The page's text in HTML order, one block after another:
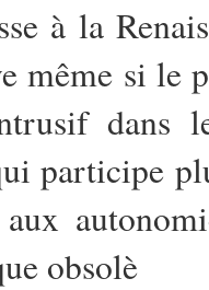
à la
même si le
dans
participe
obsolè